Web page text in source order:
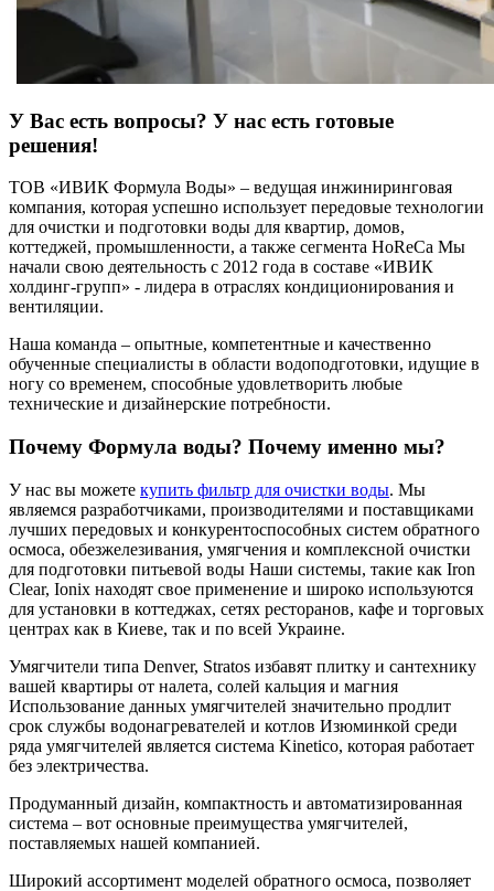
У Вас есть вопросы? У нас есть готовые
решения!
ТОВ «ИВИК Формула Воды» – ведущая инжиниринговая
компания, которая успешно использует передовые технологии
для очистки и подготовки воды для квартир, домов,
коттеджей, промышленности, а также сегмента HoReCa Мы
начали свою деятельность с 2012 года в составе «ИВИК
холдинг-групп» - лидера в отраслях кондиционирования и
вентиляции.
Наша команда – опытные, компетентные и качественно
обученные специалисты в области водоподготовки, идущие в
ногу со временем, способные удовлетворить любые
технические и дизайнерские потребности.
Почему Формула воды? Почему именно мы?
У нас вы можете купить фильтр для очистки воды. Мы
являемся разработчиками, производителями и поставщиками
лучших передовых и конкурентоспособных систем обратного
осмоса, обезжелезивания, умягчения и комплексной очистки
для подготовки питьевой воды Наши системы, такие как Iron
Clear, Ionix находят свое применение и широко используются
для установки в коттеджах, сетях ресторанов, кафе и торговых
центрах как в Киеве, так и по всей Украине.
Умягчители типа Denver, Stratos избавят плитку и сантехнику
вашей квартиры от налета, солей кальция и магния
Использование данных умягчителей значительно продлит
срок службы водонагревателей и котлов Изюминкой среди
ряда умягчителей является система Kineticо, которая работает
без электричества.
Продуманный дизайн, компактность и автоматизированная
система – вот основные преимущества умягчителей,
поставляемых нашей компанией.
Широкий ассортимент моделей обратного осмоса, позволяет